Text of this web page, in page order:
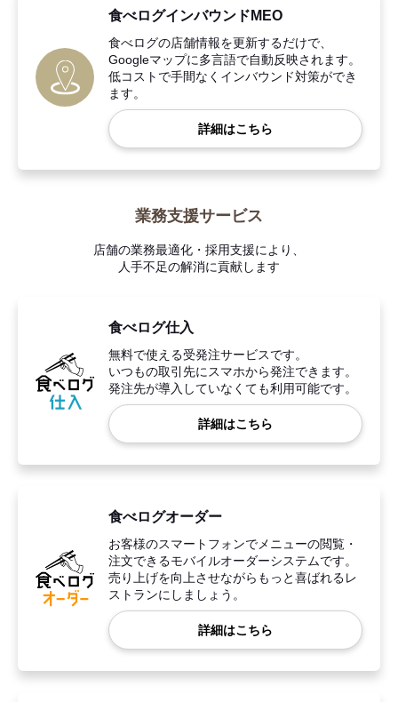
食べログインバウンドMEO
食べログの店舗情報を更新するだけで、
Googleマップに多言語で自動反映されます。
低コストで手間なくインバウンド対策ができ
ます。
詳細はこちら
業務支援サービス
店舗の業務最適化・採用支援により、
人手不足の解消に貢献します
食べログ仕入
無料で使える受発注サービスです。
いつもの取引先にスマホから発注できます。
発注先が導入していなくても利用可能です。
詳細はこちら
食べログオーダー
お客様のスマートフォンでメニューの閲覧・
注文できるモバイルオーダーシステムです。
売り上げを向上させながらもっと喜ばれるレ
ストランにしましょう。
詳細はこちら